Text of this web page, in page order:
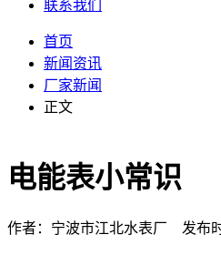
联系我们
首页
新闻资讯
厂家新闻
正文
电能表小常识
作者：宁波市江北水表厂 发布